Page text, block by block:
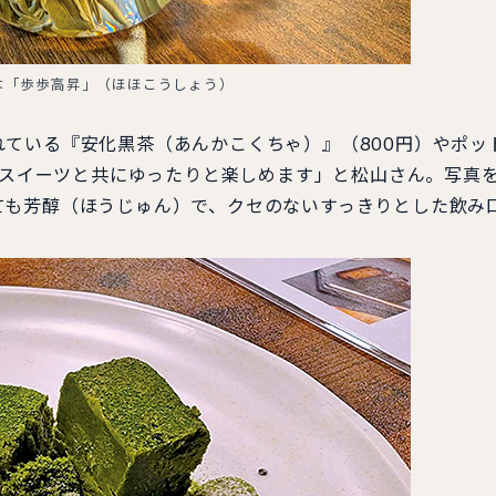
歩歩高昇」（ほほこうしょう）
いる『安化黒茶（あんかこくちゃ）』（800円）やポッ
イーツと共にゆったりと楽しめます」と松山さん。写真
芳醇（ほうじゅん）で、クセのないすっきりとした飲み